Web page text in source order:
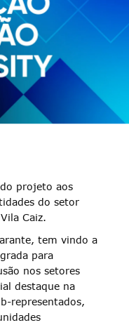
projeto aos
do setor
Caiz.
tem vindo a
para
nos setores
destaque na
representados,